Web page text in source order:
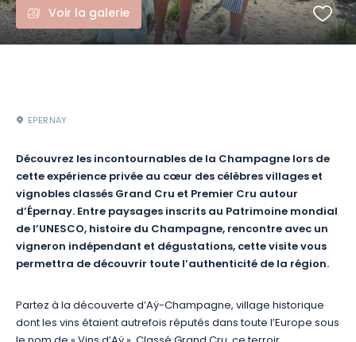
Voir la galerie
EPERNAY
Découvrez les incontournables de la Champagne lors de
cette expérience privée au cœur des célèbres villages et
vignobles classés Grand Cru et Premier Cru autour
d’Épernay. Entre paysages inscrits au Patrimoine mondial
de l’UNESCO, histoire du Champagne, rencontre avec un
vigneron indépendant et dégustations, cette visite vous
permettra de découvrir toute l’authenticité de la région.
Partez à la découverte d’Aÿ-Champagne, village historique
dont les vins étaient autrefois réputés dans toute l’Europe sous